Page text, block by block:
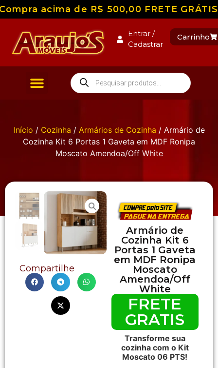
acima de R$ 500,00 FRETE
Entrar /
Cadastrar
Carrinho
Início / Cozinha / Armários de Cozinha / Armário de
Cozinha Kit 6 Portas 1 Gaveta em MDF Ronipa
Moscato Amendoa/Off White
Compartilhe
Armário de
Cozinha Kit 6
Portas 1 Gaveta
em MDF Ronipa
Moscato
Amendoa/Off
White
FRETE
GRATIS
Transforme sua
cozinha com o Kit
Moscato 06 PTS!